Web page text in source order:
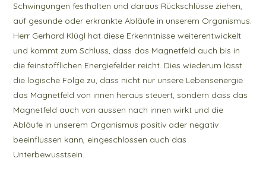
Schwingungen festhalten und daraus Rückschlüsse ziehen,
auf gesunde oder erkrankte Abläufe in unserem Organismus.
Herr Gerhard Klügl hat diese Erkenntnisse weiterentwickelt
und kommt zum Schluss, dass das Magnetfeld auch bis in
die feinstofflichen Energiefelder reicht. Dies wiederum lässt
die logische Folge zu, dass nicht nur unsere Lebensenergie
das Magnetfeld von innen heraus steuert, sondern dass das
Magnetfeld auch von aussen nach innen wirkt und die
Abläufe in unserem Organismus positiv oder negativ
beeinflussen kann, eingeschlossen auch das
Unterbewusstsein.